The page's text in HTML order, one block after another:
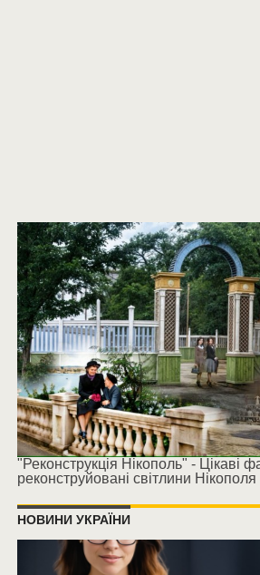
"Реконструкція Нікополь" - Цікаві
реконструйовані світлини Нікополя
НОВИНИ УКРАЇНИ